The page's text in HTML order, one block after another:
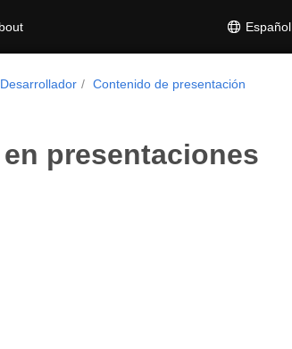
Español
Contenido de presentación
presentaciones